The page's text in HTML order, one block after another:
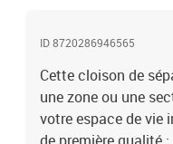
ID 8720286946565
Cette cloison de
une zone ou une
votre espace de vie